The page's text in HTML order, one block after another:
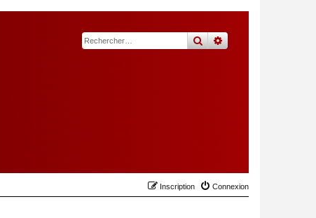
rechercher
recherche
Connexion
Inscription